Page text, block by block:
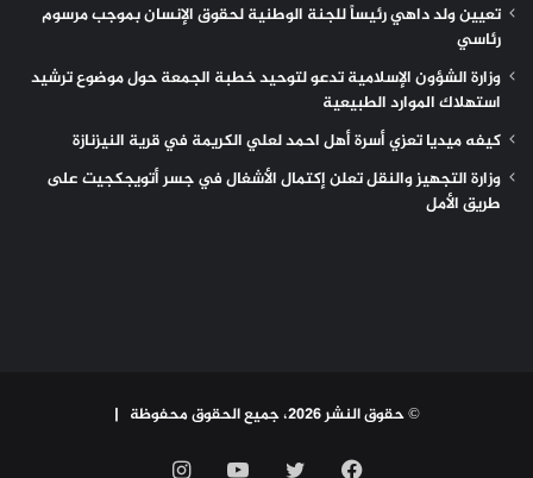
تعيين ولد داهي رئيساً للجنة الوطنية لحقوق الإنسان بموجب مرسوم
رئاسي
وزارة الشؤون الإسلامية تدعو لتوحيد خطبة الجمعة حول موضوع ترشيد
استهلاك الموارد الطبيعية
كيفه ميديا تعزي أسرة أهل احمد لعلي الكريمة في قرية النيزنازة
وزارة التجهيز والنقل تعلن إكتمال الأشغال في جسر أتويجكجيت على
طريق الأمل
© حقوق النشر 2026، جميع الحقوق محفوظة |